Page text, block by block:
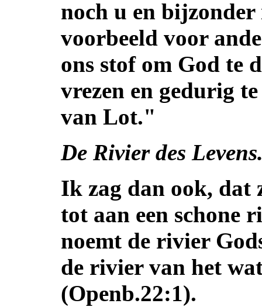
noch u en
voorbeeld voor
ons stof om God te
vrezen en gedurig
van Lot."
De Rivier des
Ik zag dan ook, dat
tot aan een schone
noemt de rivier
de rivier van het
(Openb.22:1).